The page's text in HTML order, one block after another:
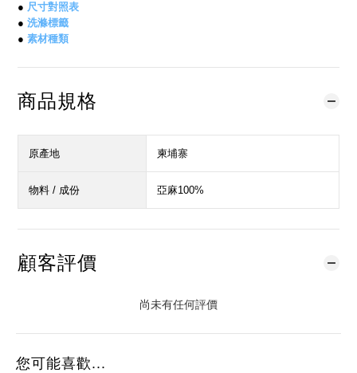
● 尺寸對照表
● 洗滌標籤
● 素材種類
商品規格
原產地 柬埔寨
物料 / 成份 亞麻100%
顧客評價
尚未有任何評價
您可能喜歡...